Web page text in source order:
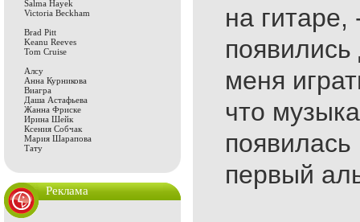
Salma Hayek
Victoria Beckham
Brad Pitt
Keanu Reeves
Tom Cruise
Алсу
Анна Курникова
Виагра
Даша Астафьева
Жанна Фриске
Ирина Шейк
Ксения Собчак
Мария Шарапова
Тату
Реклама
на
меня
что
первый